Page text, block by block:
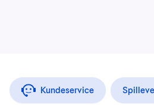
Kundeservice